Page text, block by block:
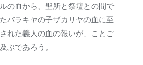
の血から、聖所と祭壇との間で
バラキヤの子ザカリヤの血に至
れた義人の血の報いが、ことご
ぶであろう。